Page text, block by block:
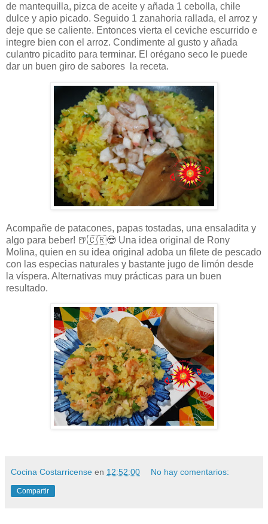
de mantequilla, pizca de aceite y añada 1 cebolla, chile
dulce y apio picado. Seguido 1 zanahoria rallada, el arroz y
deje que se caliente. Entonces vierta el ceviche escurrido e
integre bien con el arroz. Condimente al gusto y añada
culantro picadito para terminar. El orégano seco le puede
dar un buen giro de sabores la receta.
Acompañe de patacones, papas tostadas, una ensaladita y
algo para beber! 🍺🇨🇷😎 Una idea original de Rony
Molina, quien en su idea original adoba un filete de pescado
con las especias naturales y bastante jugo de limón desde
la víspera. Alternativas muy prácticas para un buen
resultado.
Cocina Costarricense en 12:52:00 No hay comentarios:
Compartir